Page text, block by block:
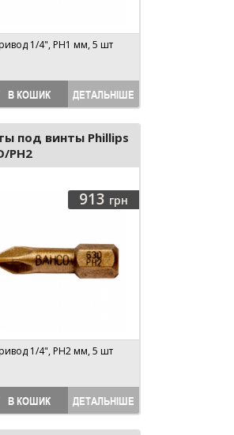
1/4", PH1 мм, 5 шт
В КОШИК ДЕТАЛЬНІШЕ
под винты Phillips
PH2
913 грн
1/4", PH2 мм, 5 шт
В КОШИК ДЕТАЛЬНІШЕ